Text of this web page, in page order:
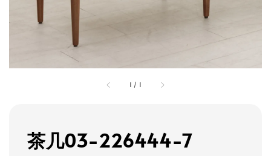
1 / 1
茶几03-226444-7